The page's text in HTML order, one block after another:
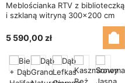
Meblościanka RTV z biblioteczką
i szklaną witryną 300×200 cm
Dąb Grand Naturalny – Agata
5 590,00 zł